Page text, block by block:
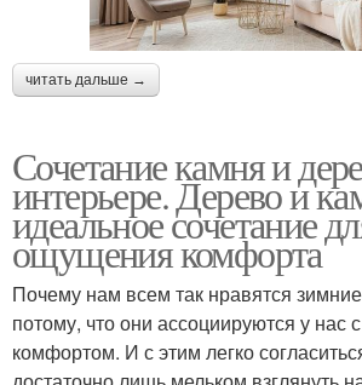
читать дальше →
Сочетание камня и
интерьере. Дерево и
идеальное сочетание
ощущения комфорта
Почему нам всем так нравятся
потому, что они ассоциируются у нас
комфортом. И с этим легко